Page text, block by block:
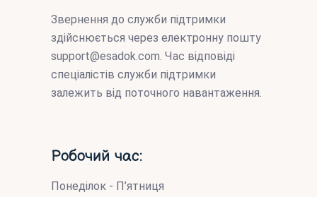
Звернення до служби підтримки
здійснюється через електронну пошту
support@esadok.com. Час відповіді
спеціалістів служби підтримки
залежить від поточного навантаження.
Робочий час:
Понеділок - П’ятниця